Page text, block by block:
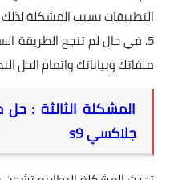
التطبيقات يسبب المشكلة
5. في حال لم تنجح الطريقة
ملفاتك وبياناتك واتمام الحل
المشكلة الثالثة :
جلاكسيs9